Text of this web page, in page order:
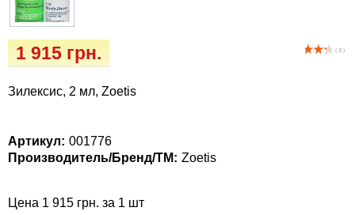
( 3 )
1 915 грн.
Зилексис, 2 мл, Zoetis
Артикул: 001776
Производитель/Бренд/ТМ: Zoetis
Цена 1 915 грн. за 1 шт
Ласощі та корма
Vet Diet Canine Wet - ветеринарные диеты
килимки
Миски, автогодівниці, поілки